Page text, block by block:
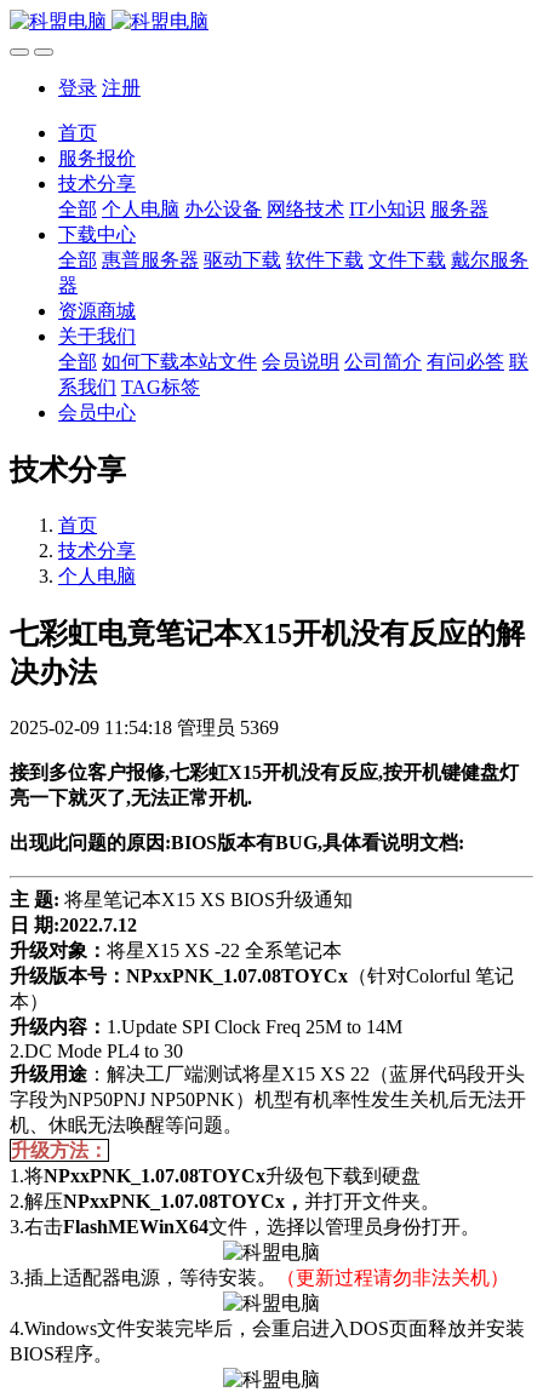
登录 注册
首页
服务报价
技术分享
全部 个人电脑 办公设备 网络技术 IT小知识 服务器
下载中心
全部 惠普服务器 驱动下载 软件下载 文件下载 戴尔服务
器
资源商城
关于我们
全部 如何下载本站文件 会员说明 公司简介 有问必答 联
系我们 TAG标签
会员中心
技术分享
首页
技术分享
个人电脑
七彩虹电竟笔记本X15开机没有反应的解
决办法
2025-02-09 11:54:18 管理员 5369
接到多位客户报修,七彩虹X15开机没有反应,按开机键健盘灯
亮一下就灭了,无法正常开机.
出现此问题的原因:BIOS版本有BUG,具体看说明文档:
主 题: 将星笔记本X15 XS BIOS升级通知
日 期:2022.7.12
升级对象： 将星X15 XS -22 全系笔记本
升级版本号： NPxxPNK_1.07.08TOYCx （针对Colorful 笔记
本）
升级内容： 1.Update SPI Clock Freq 25M to 14M
2.DC Mode PL4 to 30
升级用途 ：解决工厂端测试将星X15 XS 22 （蓝屏代码段开头
字段为NP50PNJ NP50PNK）机型有机率性发生关机后无法开
机、休眠无法唤醒等问题。
升级方法：
1 .将NPxxPNK_1.07.08TOYCx升级包下载到硬盘
2.解压NPxxPNK_1.07.08TOYCx ， 并打开文件夹。
3.右击FlashMEWinX64文件，选择以管理员身份打开。
3.插上适配器电源，等待安装。 （更新过程请勿非法关机）
4.Windows文件安装完毕后，会重启进入DOS页面释放并安装
BIOS程序。